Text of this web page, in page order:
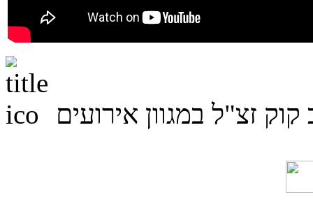
זצ"ל במגוון אירועים